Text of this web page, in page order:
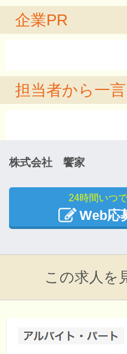
企業PR
担当者から一言
株式会社 饗家
24時間いつ
Web応
この求人を